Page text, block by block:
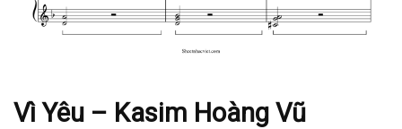
Vì Yêu – Kasim Hoàng Vũ